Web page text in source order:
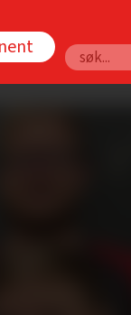
Søk